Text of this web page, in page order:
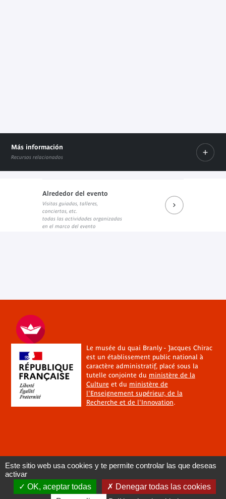
Más información
Recursos relacionados
Prochains rendez-vous du salon de lecture J. Kerchache
Internal link
Alrededor del evento
Visitas guiadas, talleres,
conciertos, etc.
todas las actividades organizadas
en el marco del evento
Le musée du quai Branly - Jacques Chirac
est un établissement public national à
caractère administratif, placé sous la
tutelle conjointe du ministère de la
Cultureet du ministère de
l'Enseignement supérieur, de la
Recherche et de l'Innovation.
Este sitio web usa cookies y te permite controlar las que deseas
activar
OK, aceptar todas
Denegar todas las cookies